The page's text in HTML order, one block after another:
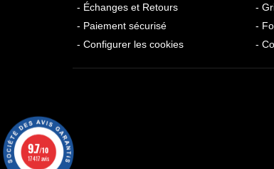
- Échanges et Retours
- Paiement sécurisé
- Configurer les cookies
-
-
-
9.7/10
17417 avis